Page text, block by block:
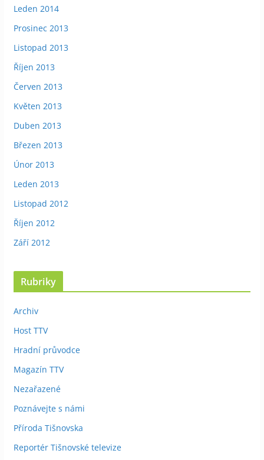
Leden 2014
Prosinec 2013
Listopad 2013
Říjen 2013
Červen 2013
Květen 2013
Duben 2013
Březen 2013
Únor 2013
Leden 2013
Listopad 2012
Říjen 2012
Září 2012
Rubriky
Archiv
Host TTV
Hradní průvodce
Magazín TTV
Nezařazené
Poznávejte s námi
Příroda Tišnovska
Reportér Tišnovské televize